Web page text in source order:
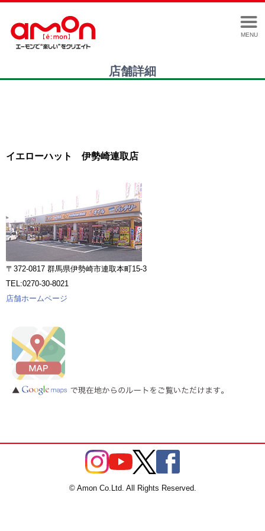
MENU
店舗詳細
イエローハット 伊勢崎連取店
〒372-0817 群馬県伊勢崎市連取本町15-3
TEL:0270-30-8021
店舗ホームページ
© Amon Co.Ltd. All Rights Reserved.